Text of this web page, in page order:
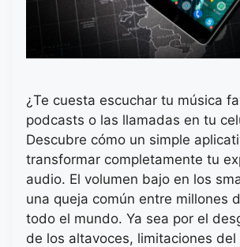
¿Te cuesta escuchar tu música
podcasts o las llamadas en tu
Descubre cómo un simple
transformar completamente tu
audio. El volumen bajo en los
una queja común entre millones
todo el mundo. Ya sea por el
de los altavoces, limitaciones